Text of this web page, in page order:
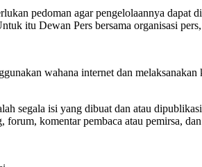
pedoman agar pengelolaannya
itu Dewan Pers bersama organisasi
wahana internet dan
segala isi yang dibuat dan atau
forum, komentar pembaca atau pemirsa,